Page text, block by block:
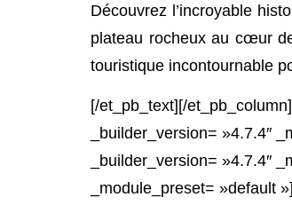
Découvrez l’incroyable
plateau rocheux au cœur
touristique incontournable
[/et_pb_text][/
_builder_version= »4.7.4″
_builder_version= »4.7.4″
_module_preset= »default »]